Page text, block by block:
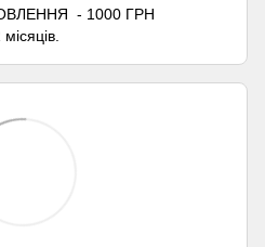
- 1000 ГРН